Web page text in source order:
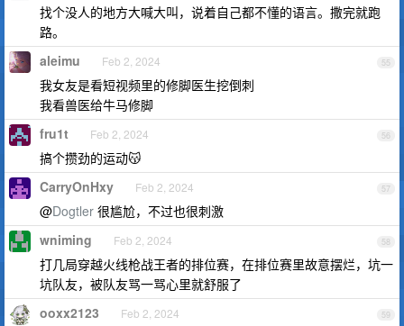
找个没人的地方大喊大叫，说着自己都不懂的语言。撒完就跑
路。
55
aleimu Feb 2, 2024
我女友是看短视频里的修脚医生挖倒刺
我看兽医给牛马修脚
56
fru1t Feb 2, 2024
搞个攒劲的运动😽
57
CarryOnHxy Feb 2, 2024
@Dogtler 很尴尬，不过也很刺激
58
wniming Feb 2, 2024
打几局穿越火线枪战王者的排位赛，在排位赛里故意摆烂，坑一
坑队友，被队友骂一骂心里就舒服了
59
ooxx2123 Feb 2, 2024